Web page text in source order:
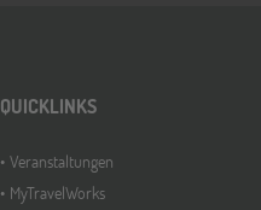
QUICKLINKS
Veranstaltungen
MyTravelWorks